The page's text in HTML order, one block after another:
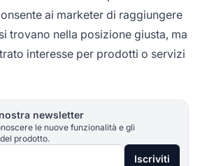
ai marketer di raggiungere
trovano nella posizione giusta, ma
interesse per prodotti o servizi
newsletter
le nuove funzionalità e gli
prodotto.
Iscriviti